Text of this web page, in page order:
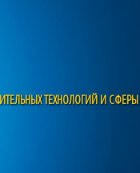
ТЕХНОЛОГИЙ И СФЕРЫ